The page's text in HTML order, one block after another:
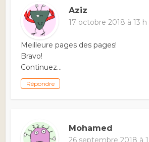
Aziz
17 octobre 2018 à 13
Meilleure pages des pages!
Bravo!
Continuez…
Répondre
Mohamed
26 septembre 2018 à